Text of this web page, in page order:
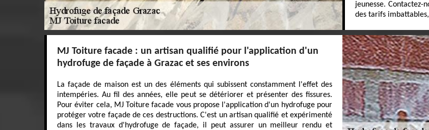
jeunesse. Contactez-
des tarifs
MJ Toiture facade : un artisan qualifié pour l'application d'un
hydrofuge de façade à Grazac et ses environs
La façade de maison est un des éléments qui subissent constamment l'effet des
intempéries. Au fil des années, elle peut se détériorer et présenter des fissures.
Pour éviter cela, MJ Toiture facade vous propose l'application d'un hydrofuge pour
protéger votre façade de ces destructions. C'est un artisan qualifié et expérimenté
dans les travaux d'hydrofuge de façade, il peut assurer un meilleur rendu et